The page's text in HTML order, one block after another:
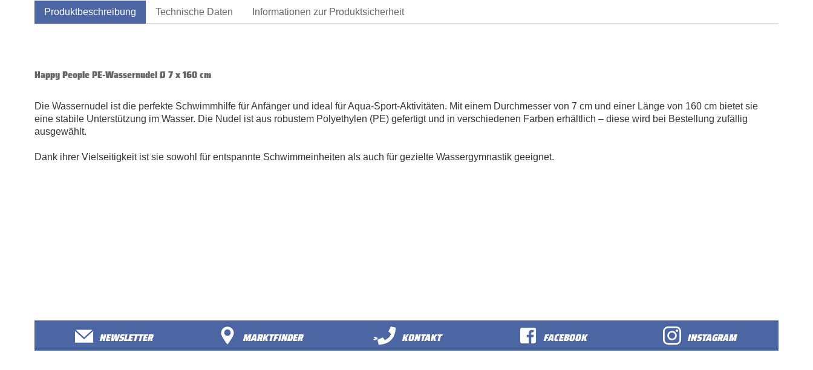
Produktbeschreibung Technische Daten Informationen zur Produktsicherheit
Happy People PE-Wassernudel Ø 7 x 160 cm
Die Wassernudel ist die perfekte Schwimmhilfe für Anfänger und ideal für Aqua-Sport-Aktivitäten. Mit einem Durchmesser von 7 cm und einer Länge von 160 cm bietet sie
eine stabile Unterstützung im Wasser. Die Nudel ist aus robustem Polyethylen (PE) gefertigt und in verschiedenen Farben erhältlich – diese wird bei Bestellung zufällig
ausgewählt.
Dank ihrer Vielseitigkeit ist sie sowohl für entspannte Schwimmeinheiten als auch für gezielte Wassergymnastik geeignet.
NEWSLETTER MARKTFINDER > KONTAKT FACEBOOK INSTAGRAM